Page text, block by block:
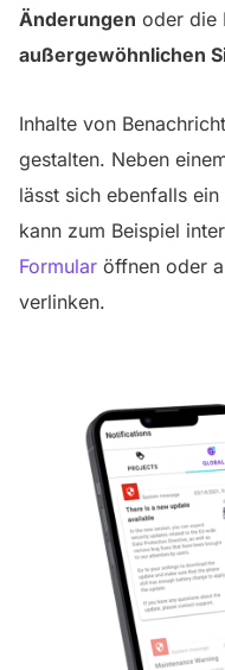
Änderungen oder die
außergewöhnlichen
Inhalte von
gestalten. Neben
lässt sich ebenfalls ein
kann zum Beispiel
Formular öffnen oder
verlinken.